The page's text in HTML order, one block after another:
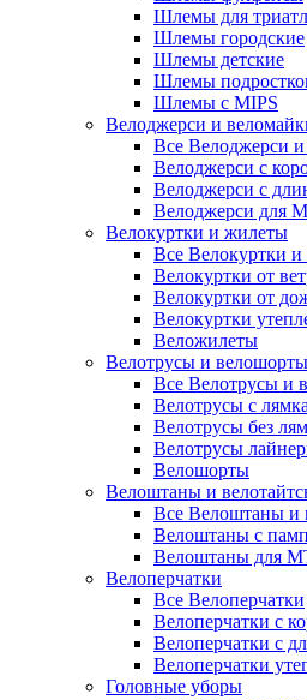
Шлемы для
Шлемы городские
Шлемы детские
Шлемы
Шлемы с MIPS
Велоджерси и
Все Велоджерси
Велоджерси с
Велоджерси с
Велоджерси для
Велокуртки и жилеты
Все Велокуртки
Велокуртки от
Велокуртки от
Велокуртки
Веложилеты
Велотрусы и велошорты
Все Велотрусы и
Велотрусы с
Велотрусы без
Велотрусы
Велошорты
Велоштаны и
Все Велоштаны и
Велоштаны с
Велоштаны для
Велоперчатки
Все Велоперчатки
Велоперчатки с
Велоперчатки с
Велоперчатки
Головные уборы